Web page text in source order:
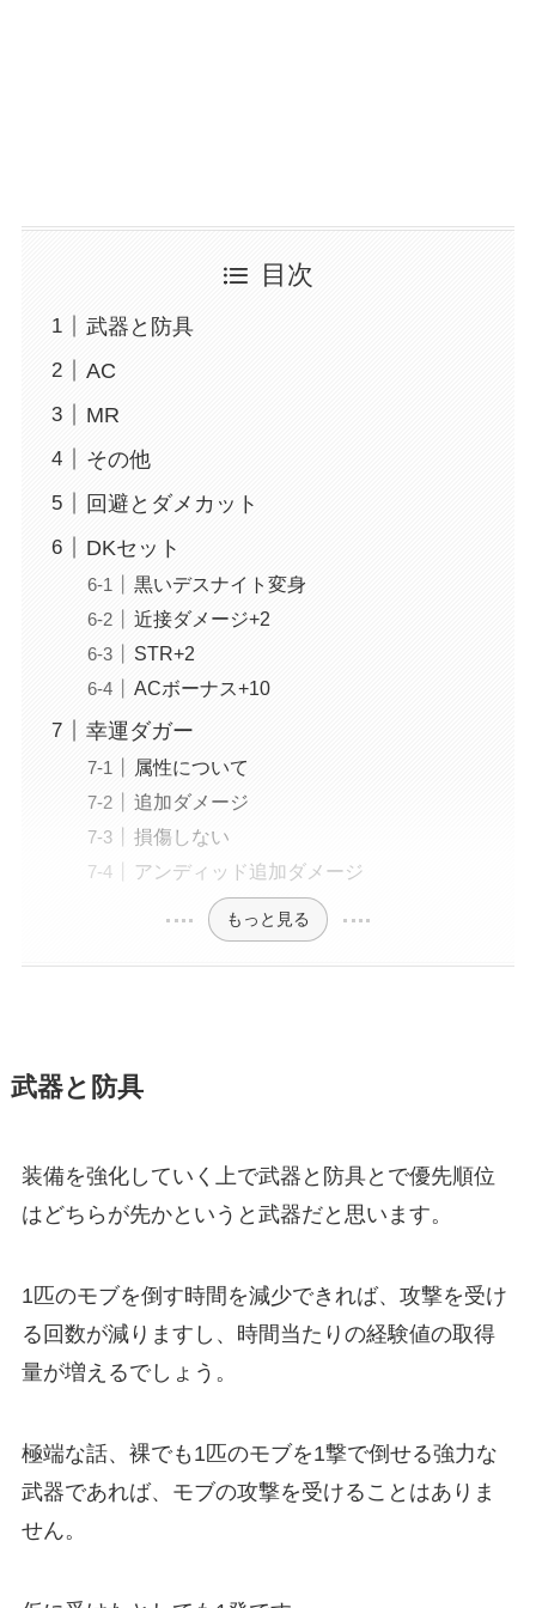
目次
武器と防具
AC
MR
その他
回避とダメカット
DKセット
黒いデスナイト変身
近接ダメージ+2
STR+2
ACボーナス+10
幸運ダガー
属性について
追加ダメージ
損傷しない
アンディッド追加ダメージ
もっと見る
武器と防具
装備を強化していく上で武器と防具とで優先順位
はどちらが先かというと武器だと思います。
1匹のモブを倒す時間を減少できれば、攻撃を受け
る回数が減りますし、時間当たりの経験値の取得
量が増えるでしょう。
極端な話、裸でも1匹のモブを1撃で倒せる強力な
武器であれば、モブの攻撃を受けることはありま
せん。